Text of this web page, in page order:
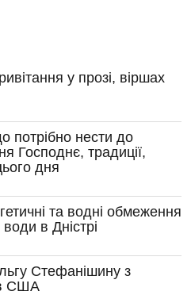
у прозі, віршах
потрібно нести до
Господнє, традиції,
дня
та водні обмеження
в Дністрі
Стефанішину з
в США